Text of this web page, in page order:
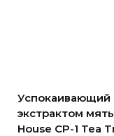
Успокаивающий
экстрактом
House СP-1 Tea